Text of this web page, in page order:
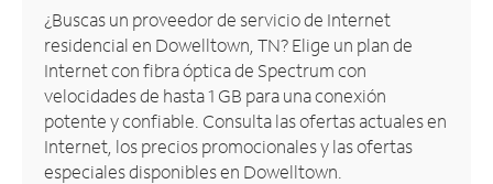
Inglés
Administrar
cuenta
Encuentra
una
tienda
¿Buscas un proveedor de servicio de Internet
residencial en Dowelltown, TN? Elige un plan de
Internet con fibra óptica de Spectrum con
velocidades de hasta 1 GB para una conexión
potente y confiable. Consulta las ofertas actuales en
Internet, los precios promocionales y las ofertas
especiales disponibles en Dowelltown.